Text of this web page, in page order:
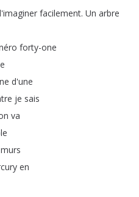
l'imaginer facilement. Un arbre
forty-one
d'une
je sais
va
murs
en